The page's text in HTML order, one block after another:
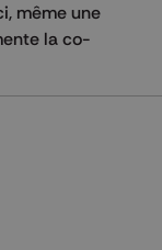
même une
la co-